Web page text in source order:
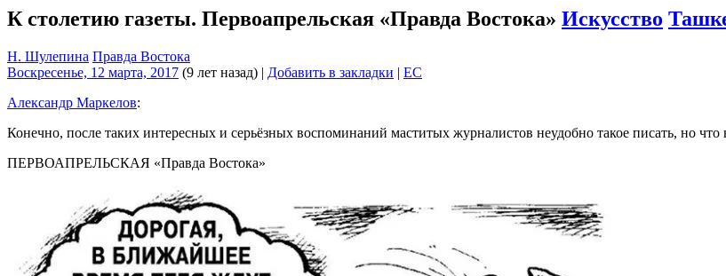
К столетию газеты. Первоапрельская «Правда Востока» Искусство
Н. Шулепина Правда Востока
Воскресенье, 12 марта, 2017 (9 лет назад) | Добавить в закладки | EC
Александр Маркелов:
Конечно, после таких интересных и серьёзных воспоминаний маститых журналистов неудобно такое писать, но что
ПЕРВОАПРЕЛЬСКАЯ «Правда Востока»